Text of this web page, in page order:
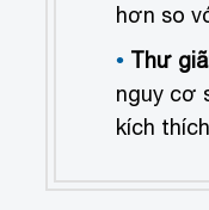
hơn so
Thư
nguy cơ
kích